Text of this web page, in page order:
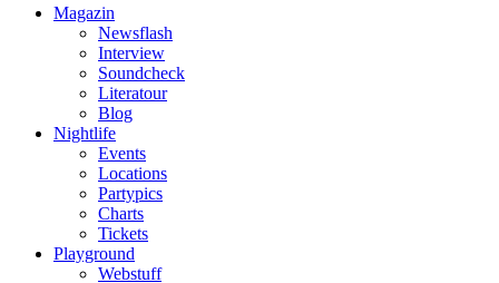
Magazin
Newsflash
Interview
Soundcheck
Literatour
Blog
Nightlife
Events
Locations
Partypics
Charts
Tickets
Playground
Webstuff